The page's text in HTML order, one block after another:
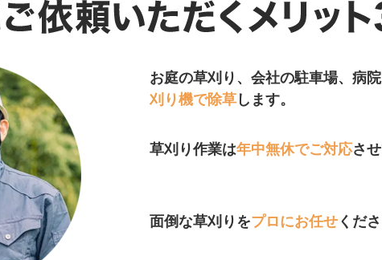
お庭の草刈り、会社の駐車場、病
刈り機で除草 します。
草刈り作業は年中無休でご対応さ
面倒な草刈りをプロにお任せ くだ